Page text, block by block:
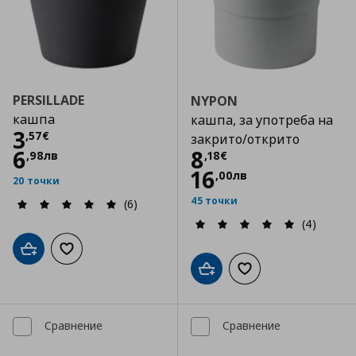
PERSILLADE
кашпа
3,57€
Цена
6,98лв
20 точки
(6)
Добави в кошницата
Добави към списъка с любими
NYPON
кашпа, за употреба на
закрито/открито
8,18€
Цена
16,00лв
45 точки
(4)
Добави в кошницата
Добави към
Сравнение Сравнение